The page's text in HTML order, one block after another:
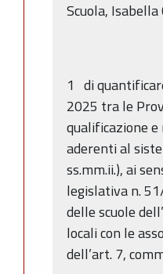
Scuola,
1 di
2025 tra le
qualificazione
aderenti al
ss.mm.ii.), ai
legislativa n.
delle scuole
locali con le
dell’art. 7,